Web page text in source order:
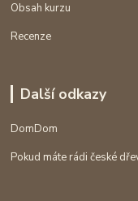
Obsah kurzu
Recenze
Další odkazy
DomDom
Pokud máte rádi české